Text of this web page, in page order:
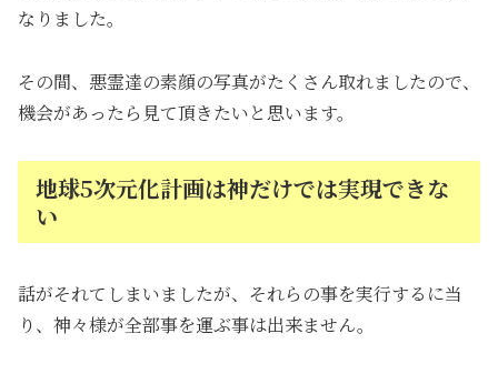
なりました。
その間、悪霊達の素顔の写真がたくさん取れましたので、
機会があったら見て頂きたいと思います。
地球5次元化計画は神だけでは実現できな
い
話がそれてしまいましたが、それらの事を実行するに当
り、神々様が全部事を運ぶ事は出来ません。